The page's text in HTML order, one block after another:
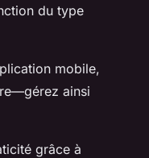
du type
mobile,
ainsi
grâce à